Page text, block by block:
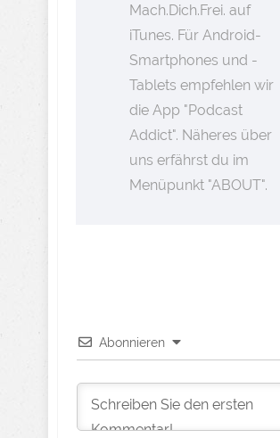
Mach.Dich.Frei. auf
iTunes. Für Android-
Smartphones und -
Tablets empfehlen wir
die App "Podcast
Addict". Näheres über
uns erfährst du im
Menüpunkt "ABOUT".
Abonnieren